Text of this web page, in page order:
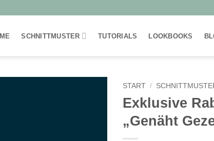
SCHNITTMUSTER TUTORIALS LOOKBOOKS
START /
Exklusive
„Genäht